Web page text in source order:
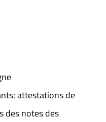
attestations de
des notes des